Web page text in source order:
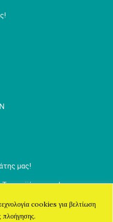
cookies για βελτίωση
πλοήγησης.
μας!
προϊόντα μας!